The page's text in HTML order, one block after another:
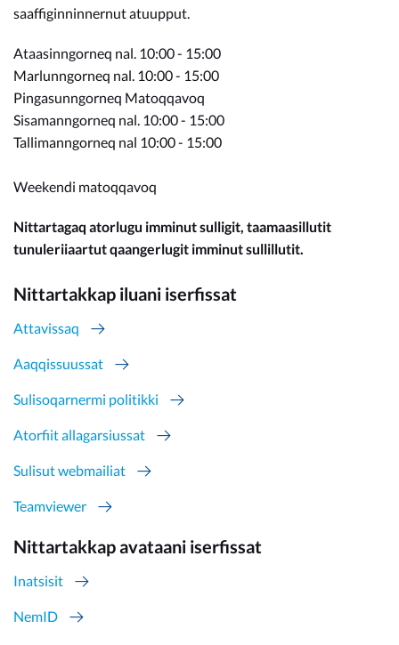
saaffiginninnernut atuupput.
Ataasinngorneq nal. 10:00 - 15:00
Marlunngorneq nal. 10:00 - 15:00
Pingasunngorneq Matoqqavoq
Sisamanngorneq nal. 10:00 - 15:00
Tallimanngorneq nal 10:00 - 15:00
Weekendi matoqqavoq
Nittartagaq atorlugu imminut sulligit, taamaasillutit
tunuleriiaartut qaangerlugit imminut sullillutit.
Nittartakkap iluani iserfissat
Attavissaq
Aaqqissuussat
Sulisoqarnermi politikki
Atorfiit allagarsiussat
Sulisut webmailiat
Teamviewer
Nittartakkap avataani iserfissat
Inatsisit
NemID